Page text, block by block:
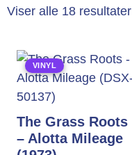
Viser alle 18 resultater
VINYL
The Grass Roots
– Alotta Mileage